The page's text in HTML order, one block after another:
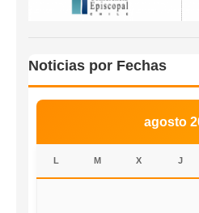
Noticias por Fechas
agosto
L M X J